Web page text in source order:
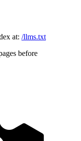
at: /llms.txt
before